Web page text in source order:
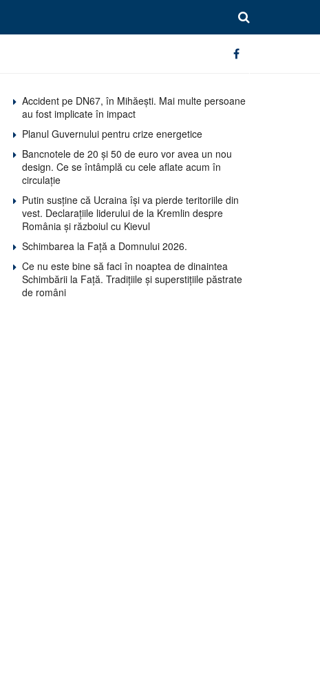
Accident pe DN67, în Mihăești. Mai multe persoane
au fost implicate în impact
Planul Guvernului pentru crize energetice
Bancnotele de 20 și 50 de euro vor avea un nou
design. Ce se întâmplă cu cele aflate acum în
circulație
Putin susține că Ucraina își va pierde teritoriile din
vest. Declarațiile liderului de la Kremlin despre
România și războiul cu Kievul
Schimbarea la Față a Domnului 2026.
Ce nu este bine să faci în noaptea de dinaintea
Schimbării la Față. Tradițiile și superstițiile păstrate
de români